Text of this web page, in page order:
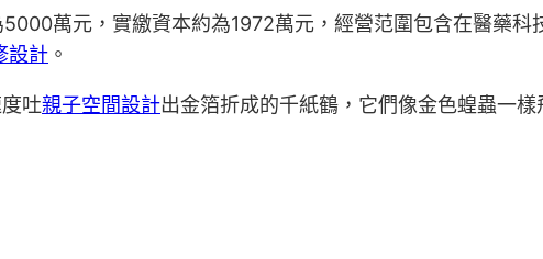
萬元，實繳資本約為1972萬元，經營范圍包含在醫藥科
設計 。
吐親子空間設計出金箔折成的千紙鶴，它們像金色蝗蟲一